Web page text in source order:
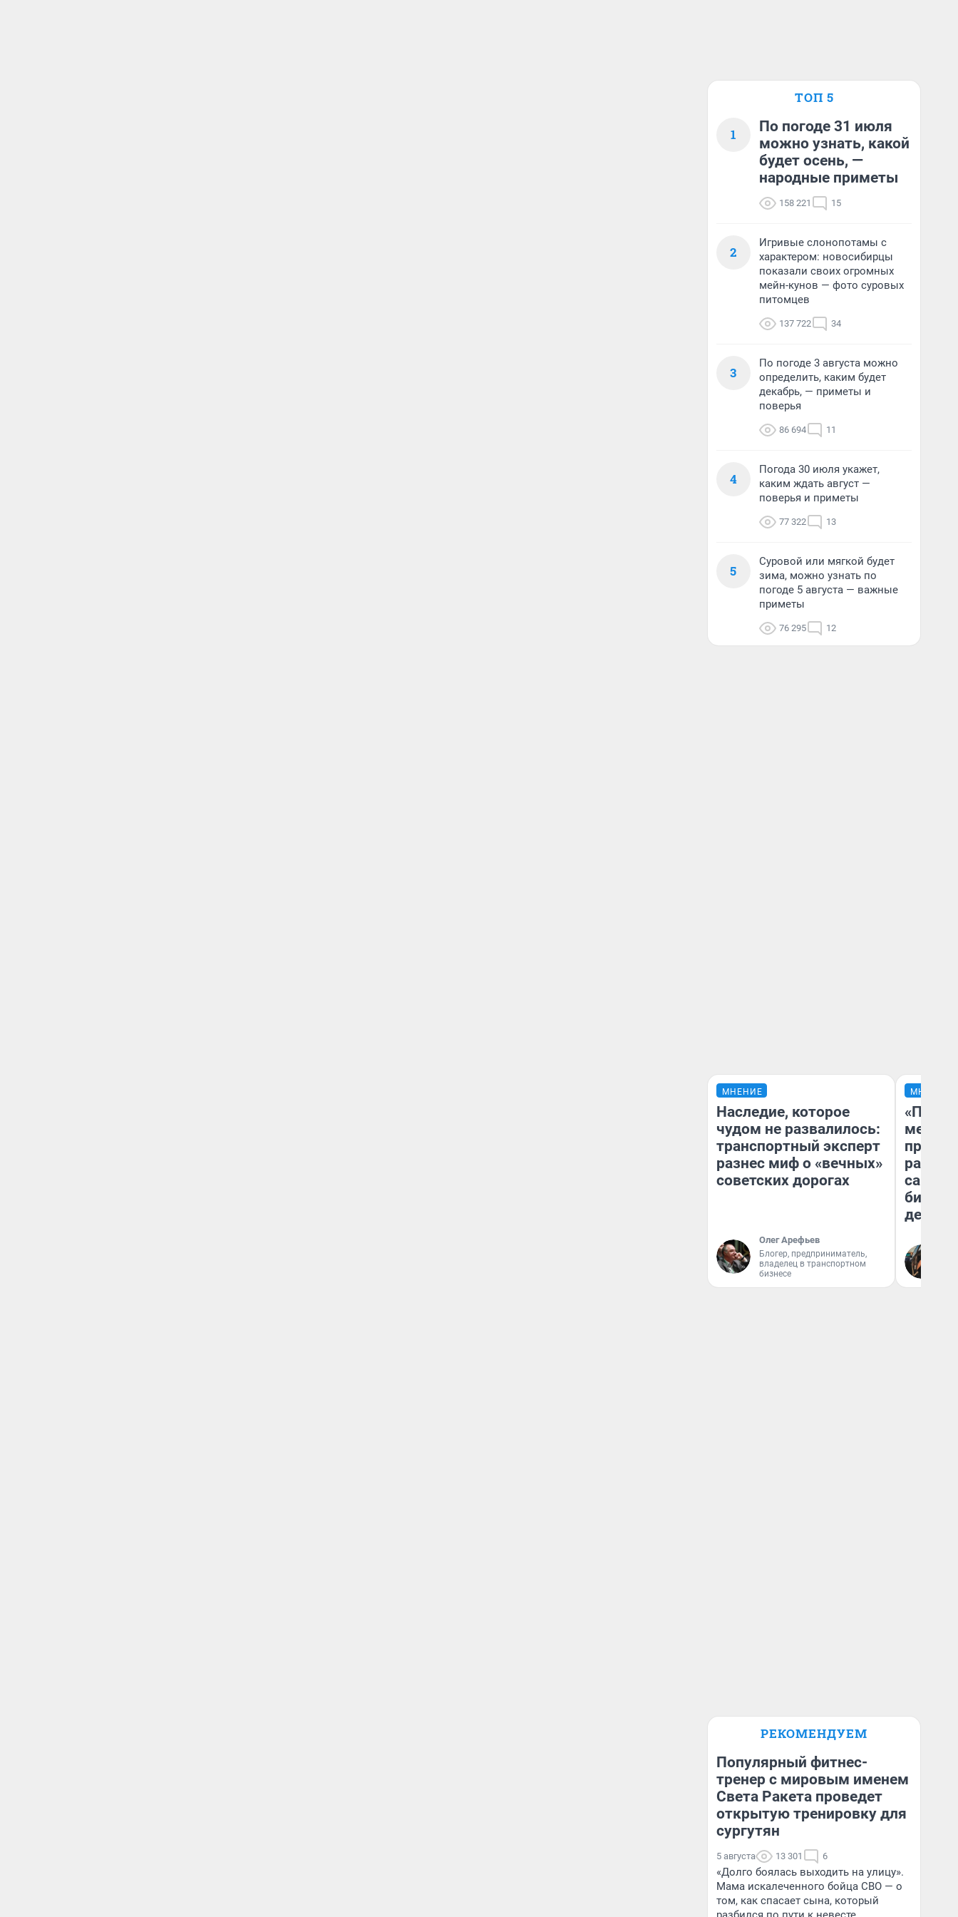
ТОП 5
1
По погоде 31 июля
можно узнать, какой
будет осень, —
народные приметы
158 221 15
2
Игривые слонопотамы с
характером: новосибирцы
показали своих огромных
мейн-кунов — фото суровых
питомцев
137 722 34
3
По погоде 3 августа можно
определить, каким будет
декабрь, — приметы и
поверья
86 694 11
4
Погода 30 июля укажет,
каким ждать август —
поверья и приметы
77 322 13
5
Суровой или мягкой будет
зима, можно узнать по
погоде 5 августа — важные
приметы
76 295 12
МНЕНИЕ
Наследие, которое
чудом не развалилось:
транспортный эксперт
разнес миф о «вечных»
советских дорогах
Олег Арефьев
Блогер, предприниматель,
владелец в транспортном
бизнесе
МНЕНИЕ
самом
РЕКОМЕНДУЕМ
Популярный фитнес-
тренер с мировым именем
Света Ракета проведет
открытую тренировку для
сургутян
5 августа 13 301 6
«Долго боялась выходить на улицу».
Мама искалеченного бойца СВО — о
том, как спасает сына, который